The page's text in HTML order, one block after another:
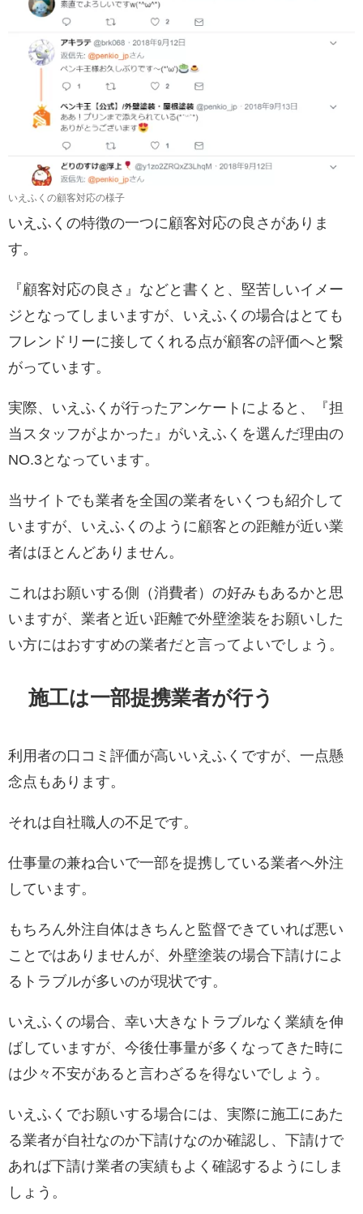
いえふくの顧客対応の様子
いえふくの特徴の一つに顧客対応の良さがありま
す。
『顧客対応の良さ』などと書くと、堅苦しいイメー
ジとなってしまいますが、いえふくの場合はとても
フレンドリーに接してくれる点が顧客の評価へと繋
がっています。
実際、いえふくが行ったアンケートによると、『担
当スタッフがよかった』がいえふくを選んだ理由の
NO.3となっています。
当サイトでも業者を全国の業者をいくつも紹介して
いますが、いえふくのように顧客との距離が近い業
者はほとんどありません。
これはお願いする側（消費者）の好みもあるかと思
いますが、業者と近い距離で外壁塗装をお願いした
い方にはおすすめの業者だと言ってよいでしょう。
施工は一部提携業者が行う
利用者の口コミ評価が高いいえふくですが、一点懸
念点もあります。
それは自社職人の不足です。
仕事量の兼ね合いで一部を提携している業者へ外注
しています。
もちろん外注自体はきちんと監督できていれば悪い
ことではありませんが、外壁塗装の場合下請けによ
るトラブルが多いのが現状です。
いえふくの場合、幸い大きなトラブルなく業績を伸
ばしていますが、今後仕事量が多くなってきた時に
は少々不安があると言わざるを得ないでしょう。
いえふくでお願いする場合には、実際に施工にあた
る業者が自社なのか下請けなのか確認し、下請けで
あれば下請け業者の実績もよく確認するようにしま
しょう。